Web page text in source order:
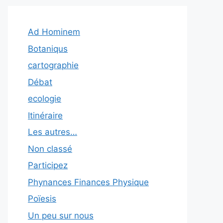
Ad Hominem
Botaniqus
cartographie
Débat
ecologie
Itinéraire
Les autres…
Non classé
Participez
Phynances Finances Physique
Poïesis
Un peu sur nous